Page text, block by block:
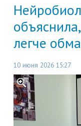
легче
10 июня 2026 15:27